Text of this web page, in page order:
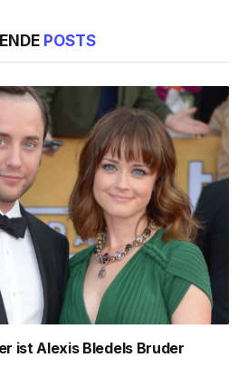
POSTS
ist Alexis Bledels Bruder